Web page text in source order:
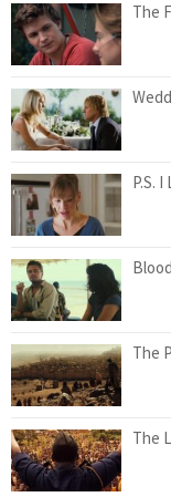
The
P.S. I
The
The